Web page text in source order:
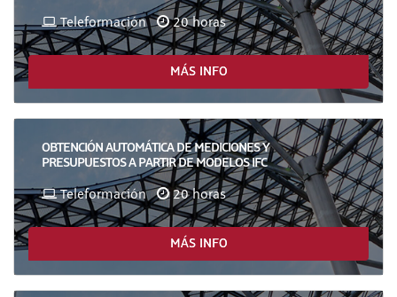
Teleformación 20 horas
MÁS INFO
OBTENCIÓN AUTOMÁTICA DE MEDICIONES Y
PRESUPUESTOS A PARTIR DE MODELOS IFC
Teleformación 20 horas
MÁS INFO